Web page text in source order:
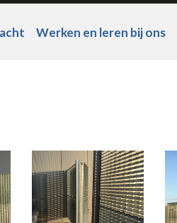
Werken en leren bij ons